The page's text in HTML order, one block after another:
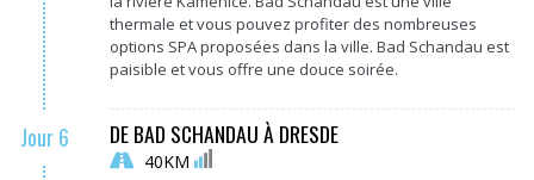
thermale et vous pouvez profiter des nombreuses
options SPA proposées dans la ville. Bad Schandau est
paisible et vous offre une douce soirée.
Jour 6 DE BAD SCHANDAU À DRESDE
40KM